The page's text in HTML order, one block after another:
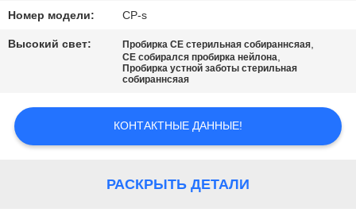
Номер модели: CP-s
Высокий свет: Пробирка CE стерильная собираннсяая,
CE собирался пробирка нейлона,
Пробирка устной заботы стерильная
собираннсяая
КОНТАКТНЫЕ ДАННЫЕ!
РАСКРЫТЬ ДЕТАЛИ